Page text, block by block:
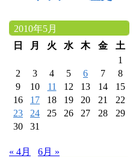
2010年5月
日
月 火 水 木 金
土
1
2
3 4 5 6 7
8
9
10 11 12 13 14
15
16
17 18 19 20 21
22
23
24 25 26 27 28
29
30
31
« 4月
6月 »